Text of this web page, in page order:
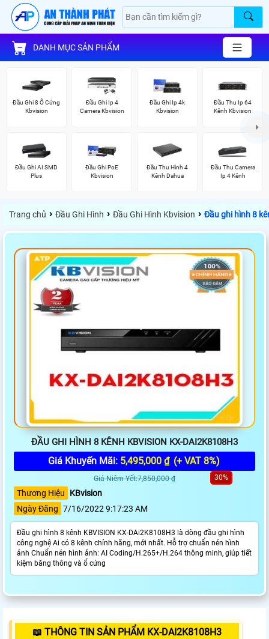
DANH MỤC SẢN PHẨM
Đầu Ghi 8 Ổ Cứng
Kbvision
Đầu Ghi Ip 4
Camera Kbvision
Đầu Ghi Ip 4k
Kbvision
Đầu Thu Ip 64
Kênh Kbvision
Đầu Ghi AI SMD
Plus
Đầu Ghi PoE
Kbvision
Đầu Thu Hình 4
Kênh Dahua
Đầu Thu Camera
Ip 4 Kênh
Trang chủ › Đầu Ghi Hình › Đầu Ghi Hình Kbvision › Đầu ghi hình 8
ĐẦU GHI HÌNH 8 KÊNH KBVISION KX-DAI2K8108H3
Giá Khuyến Mãi: 5,495,000 ₫ (+ VAT 8%)
Giá Niêm Yết:7,850,000 ₫ 30%
Thương Hiệu
KBvision
Ngày Đăng 7/16/2022 9:17:23 AM
Đầu ghi hình 8 kênh KBVISION KX-DAi2K8108H3 là dòng đầu ghi hình
công nghệ Ai có 8 kênh chính hãng, mới nhất. Hỗ trợ chuẩn nén hình
ảnh Chuẩn nén hình ảnh: AI Coding/H.265+/H.264 thông minh, giúp tiết
kiệm băng thông và ổ cứng
📖 THÔNG TIN SẢN PHẨM KX-DAI2K8108H3